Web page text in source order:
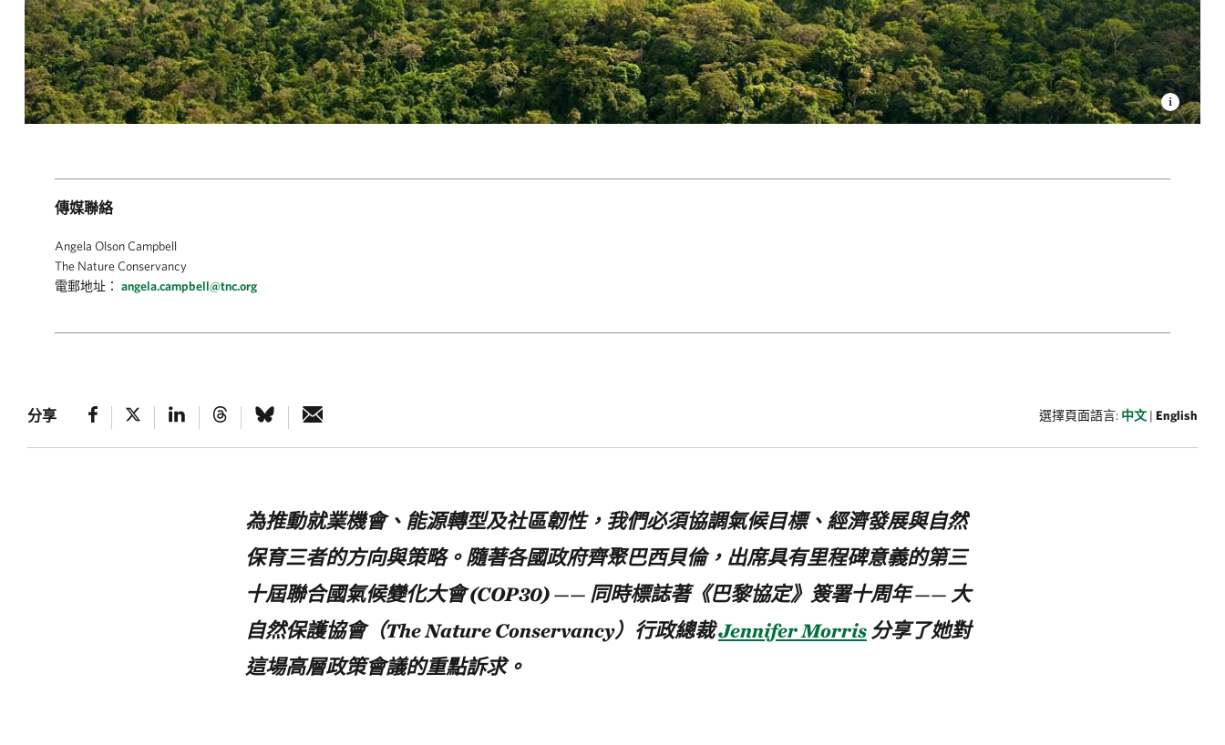
傳媒聯絡
Angela Olson Campbell
The Nature Conservancy
電郵地址： angela.campbell@tnc.org
分享 選擇頁面語言: 中文 | English
為推動就業機會、能源轉型及社區韌性，我們必須協調氣候目標、經濟發展與自然
保育三者的方向與策略。隨著各國政府齊聚巴西貝倫，出席具有里程碑意義的第三
十屆聯合國氣候變化大會 (COP30) —— 同時標誌著《巴黎協定》簽署十周年 —— 大
自然保護協會（The Nature Conservancy）行政總裁Jennifer Morris 分享了她對
這場高層政策會議的重點訴求。